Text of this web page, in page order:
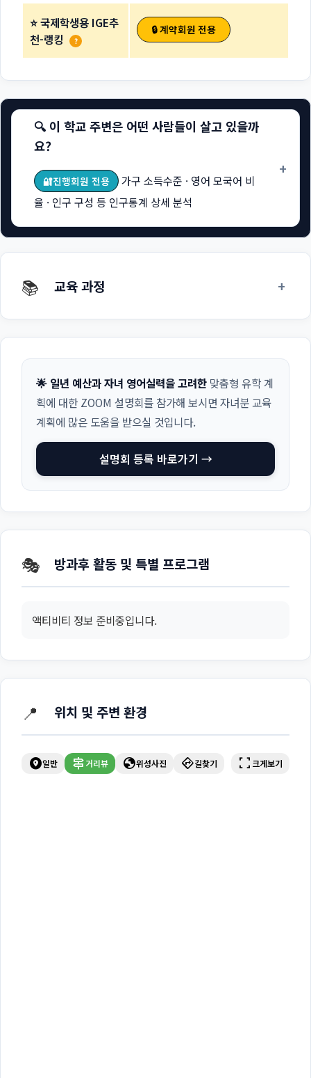
⭐ 국제학생용 IGE추
천-랭킹
?
🔒 계약회원 전용
🔍 이 학교 주변은 어떤 사람들이 살고 있을까
요?
🔐진행회원 전용
가구 소득수준 · 영어 모국어 비
율 · 인구 구성 등 인구통계 상세 분석
+
📚 교육 과정 +
🌟 일년 예산과 자녀 영어실력을 고려한 맞춤형 유학 계
획에 대한 ZOOM 설명회를 참가해 보시면 자녀분 교육
계획에 많은 도움을 받으실 것입니다.
설명회 등록 바로가기 →
🎭 방과후 활동 및 특별 프로그램
액티비티 정보 준비중입니다.
📍 위치 및 주변 환경
explore_nearby일반 signpost거리뷰 globe위성사진 directions길찾기 fullscreen 크게보기